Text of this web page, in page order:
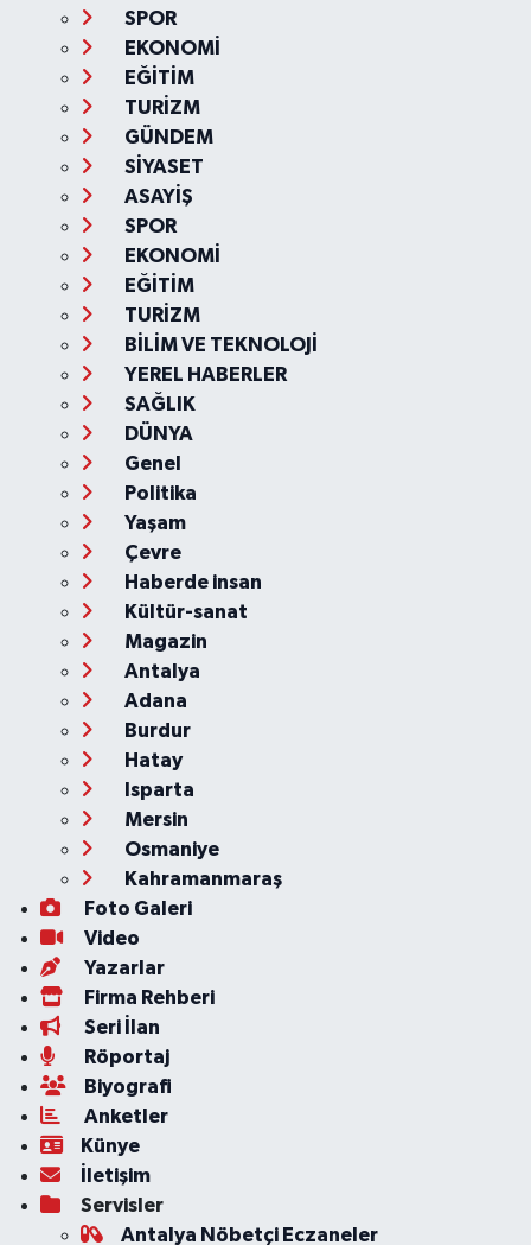
SPOR
EKONOMİ
EĞİTİM
TURİZM
GÜNDEM
SİYASET
ASAYİŞ
SPOR
EKONOMİ
EĞİTİM
TURİZM
BİLİM VE TEKNOLOJİ
YEREL HABERLER
SAĞLIK
DÜNYA
Genel
Politika
Yaşam
Çevre
Haberde insan
Kültür-sanat
Magazin
Antalya
Adana
Burdur
Hatay
Isparta
Mersin
Osmaniye
Kahramanmaraş
Foto Galeri
Video
Yazarlar
Firma Rehberi
Seri İlan
Röportaj
Biyografi
Anketler
Künye
İletişim
Servisler
Antalya Nöbetçi Eczaneler